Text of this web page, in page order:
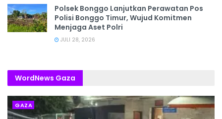
Polsek Bonggo Lanjutkan Perawatan Pos
Polisi Bonggo Timur, Wujud Komitmen
Menjaga Aset Polri
JULI 28, 2026
WordNews Gaza
GAZA